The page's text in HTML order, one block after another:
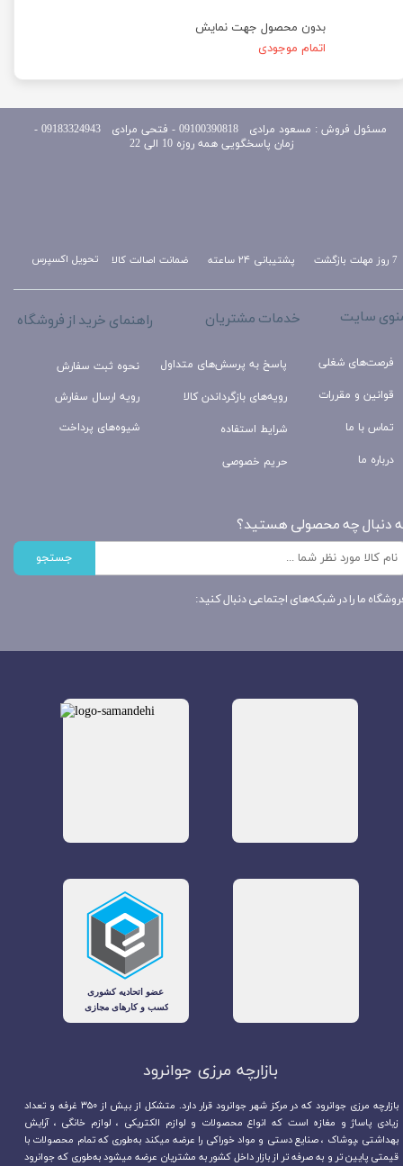
بدون محصول جهت نمایش
اتمام موجودی
بازارچه مرزی جوانرود​​​​​​​
بازارچه مرزی جوانرود که در مرکز شهر جوانرود قرار دارد. متشکل از بیش از ۳۵۰ غرفه و تعداد
زیادی پاساژ و مغازه است که انواع محصولات و لوازم الکتریکی ، لوازم خانگی ، آرایش
بهداشتی ،پوشاک ، صنایع دستی و مواد خوراکی را عرضه میکند به‌طوری که تمام محصولات با
قیمتی پایین تر و به صرفه تر از بازار داخل کشور به مشتریان عرضه میشود به‌طوری که جوانرود
تحویل اکسپرس پشتیبانی ۲۴ ساعته 7 روز مهلت بازگشت ضمانت اصالت کالا
راهنمای خرید از فروشگاه
نحوه ثبت سفارش
رویه ارسال سفارش
شیوه‌های پرداخت
خدمات مشتریان
پاسخ به پرسش‌های متداول
رویه‌های بازگرداندن کالا
شرایط استفاده
حریم خصوصی
سایت
فرصت‌های شغلی
قوانین و مقررات
تماس با ما
درباره ما
دنبال چه محصولی هستید؟
جستجو
ما را در شبکه‌های اجتماعی دنبال کنید:
مسئول
فروش : مسعود مرادی 09100390818​​​​​​​ ​​​​​​​- فتحی مرادی 09183324943 -
زمان پاسخگویی همه روزه 10 الی 22